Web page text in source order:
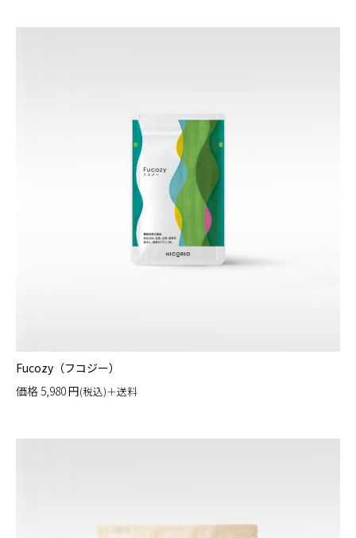
Fucozy（フコジー）
価格5,980円(税込)＋送料